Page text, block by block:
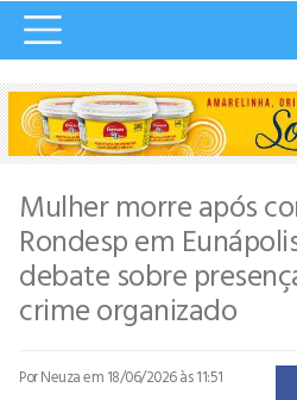
Mulher morre após
Rondesp em
debate sobre
crime organizado
Por Neuzaem 18/06/2026 às 11:51